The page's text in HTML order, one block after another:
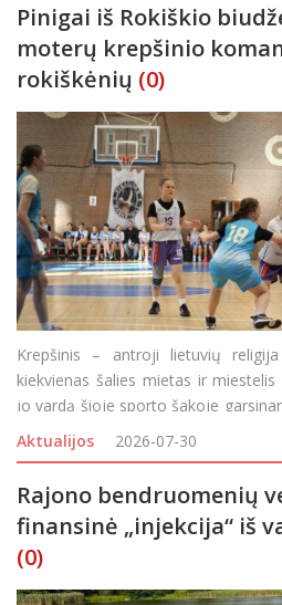
Pinigai iš Rokiškio
moterų krepšinio
rokiškėnių (0)
Krepšinis – antroji lietuvių
kiekvienas šalies mietas ir
jo vardą šioje sporto šakoje
išimtis, garsiai pradėjęs svajoti apie
Aktualijos 2026-07-30
Rajono bendruomenių
finansinė „injekcija“ iš
(0)